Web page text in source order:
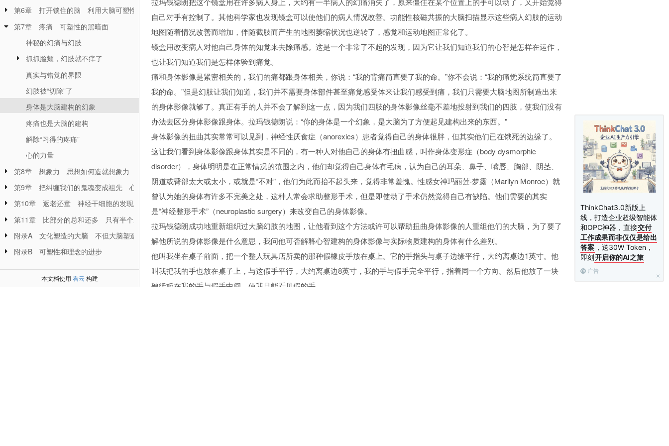
ThinkChat3.0新版上
线，打造企业超级智能体
和OPC神器，直接交付
工作成果而非仅仅是给出
答案 ，送30W Token，
即刻开启你的AI之旅
广告
第6章 打开锁住的脑 利用大脑可塑性停止忧虑、偏执想法、强迫性行为和坏习惯
第7章 疼痛 可塑性的黑暗面
神秘的幻痛与幻肢
抓抓脸颊，幻肢就不痒了
真实与错觉的界限
幻肢被“切除”了
身体是大脑建构的幻象
疼痛也是大脑的建构
解除“习得的疼痛”
心的力量
第8章 想象力 思想如何造就想象力
第9章 把纠缠我们的鬼魂变成祖先 心理分析是神经可塑性的疗法
第10章 返老还童 神经干细胞的发现及如何永保大脑的功能
第11章 比部分的总和还多 只有半个脑也可以拥有完整人生的女人
附录A 文化塑造的大脑 不但大脑塑造文化，文化也塑造大脑
附录B 可塑性和理念的进步
本文档使用 看云 构建
自己对手有控制了。其他科学家也发现镜盒可以使他们的病人情况改善。功能性核磁共振的大脑扫描显示这些病人幻肢的运动
地图随着情况改善而增加，伴随截肢而产生的地图萎缩状况也逆转了，感觉和运动地图正常化了。
镜盒用改变病人对他自己身体的知觉来去除痛感。这是一个非常了不起的发现，因为它让我们知道我们的心智是怎样在运作，
也让我们知道我们是怎样体验到痛觉。
痛和身体影像是紧密相关的，我们的痛都跟身体相关，你说：“我的背痛简直要了我的命。”你不会说：“我的痛觉系统简直要了
我的命。”但是幻肢让我们知道，我们并不需要身体部件甚至痛觉感受体来让我们感受到痛，我们只需要大脑地图所制造出来
的身体影像就够了。真正有手的人并不会了解到这一点，因为我们四肢的身体影像丝毫不差地投射到我们的四肢，使我们没有
办法去区分身体影像跟身体。拉玛钱德朗说：“你的身体是一个幻象，是大脑为了方便起见建构出来的东西。”
身体影像的扭曲其实常常可以见到，神经性厌食症（anorexics）患者觉得自己的身体很胖，但其实他们已在饿死的边缘了。
这让我们看到身体影像跟身体其实是不同的，有一种人对他自己的身体有扭曲感，叫作身体变形症（body dysmorphic
disorder），身体明明是在正常情况的范围之内，他们却觉得自己身体有毛病，认为自己的耳朵、鼻子、嘴唇、胸部、阴茎、
阴道或臀部太大或太小，或就是“不对”，他们为此而抬不起头来，觉得非常羞愧。性感女神玛丽莲·梦露（Marilyn Monroe）就
曾认为她的身体有许多不完美之处，这种人常会求助整形手术，但是即使动了手术仍然觉得自己有缺陷。他们需要的其实
是“神经整形手术”（neuroplastic surgery）来改变自己的身体影像。
拉玛钱德朗成功地重新组织过大脑幻肢的地图，让他看到这个方法或许可以帮助扭曲身体影像的人重组他们的大脑，为了要了
解他所说的身体影像是什么意思，我问他可否解释心智建构的身体影像与实际物质建构的身体有什么差别。
他叫我坐在桌子前面，把一个整人玩具店所卖的那种假橡皮手放在桌上。它的手指头与桌子边缘平行，大约离桌边1英寸。他
叫我把我的手也放在桌子上，与这假手平行，大约离桌边8英寸，我的手与假手完全平行，指着同一个方向。然后他放了一块
硬纸板在我的手与假手中间，使我只能看见假的手。